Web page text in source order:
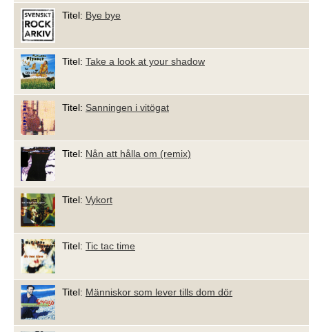
Titel: Bye bye
Titel: Take a look at your shadow
Titel: Sanningen i vitögat
Titel: Nån att hålla om (remix)
Titel: Vykort
Titel: Tic tac time
Titel: Människor som lever tills dom dör